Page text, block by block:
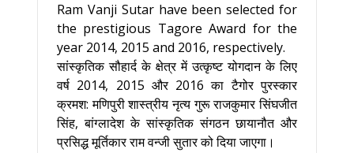
Ram Vanji Sutar have been selected for
the prestigious Tagore Award for the
year 2014, 2015 and 2016, respectively.
सांस्कृतिक सौहार्द के क्षेत्र में उत्कृष्ट योगदान के लिए
वर्ष 2014, 2015 और 2016 का टैगोर पुरस्कार
क्रमश: मणिपुरी शास्त्रीय नृत्य गुरू राजकुमार सिंघजीत
सिंह, बांग्लादेश के सांस्कृतिक संगठन छायानौत और
प्रसिद्ध मूर्तिकार राम वन्जी सुतार को दिया जाएगा।